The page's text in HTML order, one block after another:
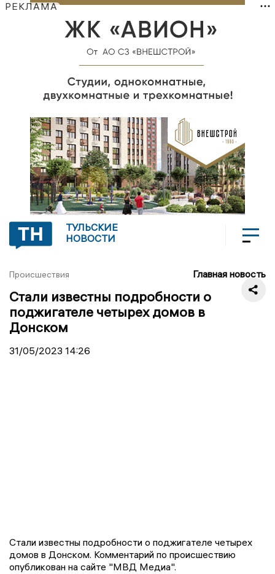
РЕКЛАМА
ТУЛЬСКИЕ
НОВОСТИ
Происшествия Главная новость
Стали известны подробности о
поджигателе четырех домов в
Донском
31/05/2023 14:26
Стали известны подробности о поджигателе четырех
домов в Донском. Комментарий по происшествию
опубликован на сайте "МВД Медиа".